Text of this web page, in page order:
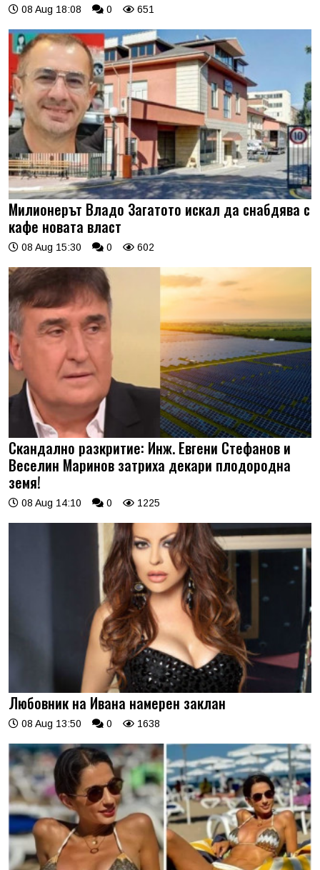
08 Aug 18:08 0 651
Милионерът Владо Загатото искал да снабдява с
кафе новата власт
08 Aug 15:30 0 602
Скандално разкритие: Инж. Евгени Стефанов и
Веселин Маринов затриха декари плодородна
земя!
08 Aug 14:10 0 1225
Любовник на Ивана намерен заклан
08 Aug 13:50 0 1638